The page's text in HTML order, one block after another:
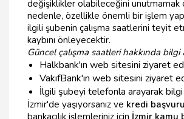
değişiklikler olabileceğini unutmamak
nedenle, özellikle önemli bir işlem
ilgili şubenin çalışma saatlerini teyit
kaybını önleyecektir.
Güncel çalışma saatleri hakkında bilgi
Halkbank'ın web sitesini ziyaret
VakıfBank'ın web sitesini ziyaret
İlgili şubeyi telefonla arayarak bilgi
İzmir'de yaşıyorsanız ve kredi